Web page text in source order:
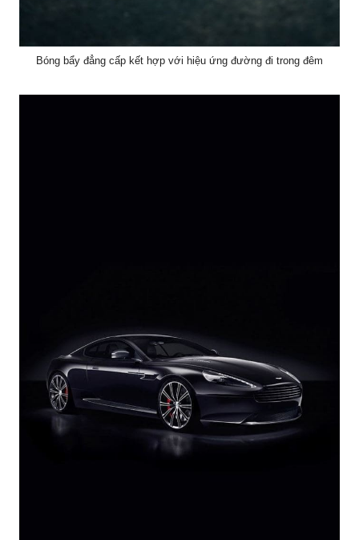
Bóng bẩy đẳng cấp kết hợp với hiệu ứng đường đi trong đêm